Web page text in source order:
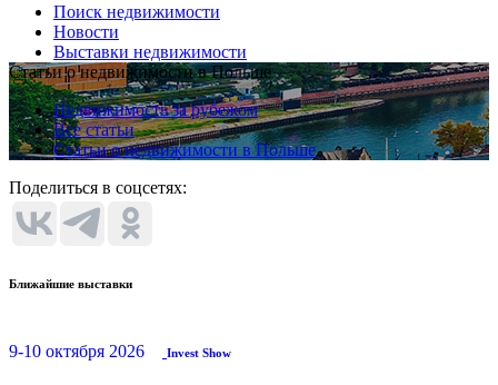
Поиск недвижимости
Новости
Выставки недвижимости
Статьи о недвижимости в Польше
Недвижимость за рубежом
Все статьи
Статьи о недвижимости в Польше
Поделиться в соцсетях:
Ближайшие выставки
9-10 октября 2026 Invest Show